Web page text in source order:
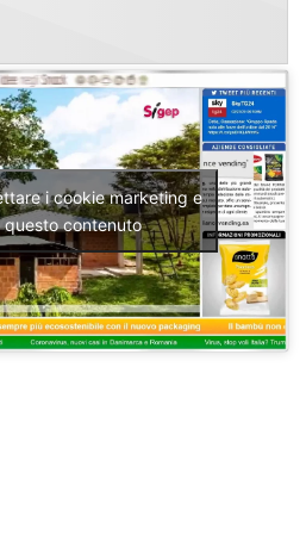
i cookie marketing e
questo contenuto